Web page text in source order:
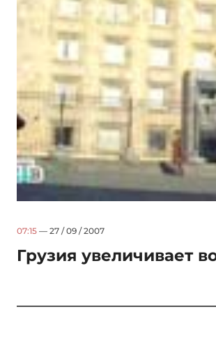
07:15 — 27 / 09 / 2007
Грузия увеличивает